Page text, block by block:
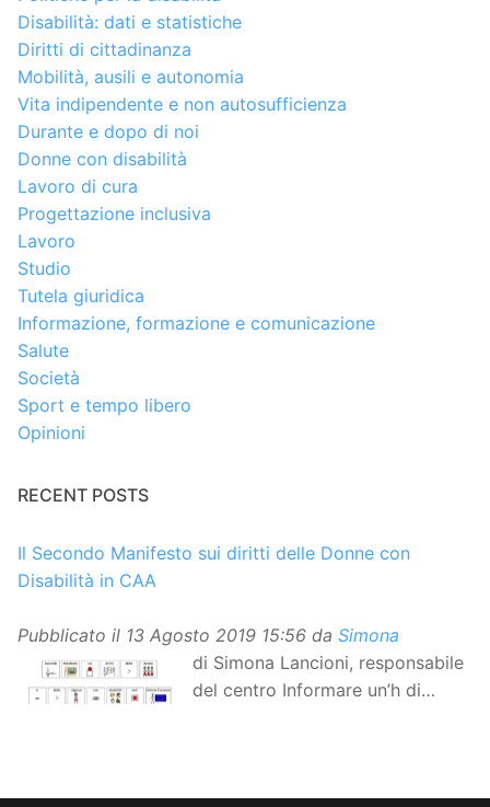
Disabilità: dati e statistiche
Diritti di cittadinanza
Mobilità, ausili e autonomia
Vita indipendente e non autosufficienza
Durante e dopo di noi
Donne con disabilità
Lavoro di cura
Progettazione inclusiva
Lavoro
Studio
Tutela giuridica
Informazione, formazione e comunicazione
Salute
Società
Sport e tempo libero
Opinioni
RECENT POSTS
Il Secondo Manifesto sui diritti delle Donne con
Disabilità in CAA
Pubblicato il 13 Agosto 2019 15:56 da Simona
di Simona Lancioni, responsabile
del centro Informare un’h di
aumentativa alternativa (CAA) del “Secondo Manifesto